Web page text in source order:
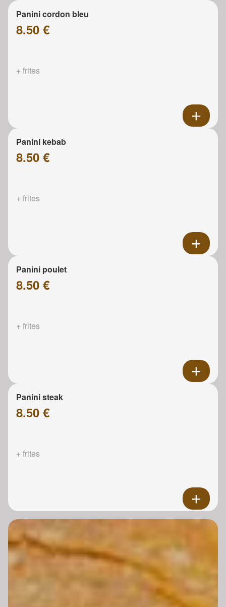
Panini cordon bleu
8.50 €
+ frites
Panini kebab
8.50 €
+ frites
Panini poulet
8.50 €
+ frites
Panini steak
8.50 €
+ frites